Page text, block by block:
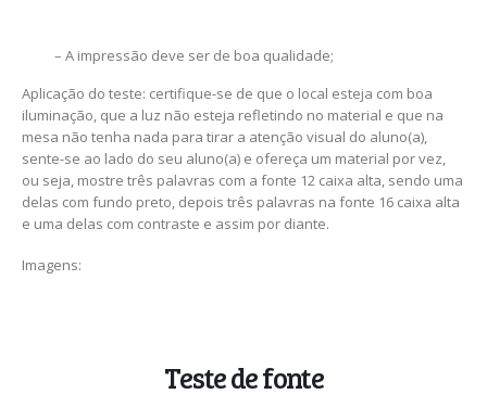
– A impressão deve ser de boa qualidade;
Aplicação do teste: certifique-se de que o local esteja com boa
iluminação, que a luz não esteja refletindo no material e que na
mesa não tenha nada para tirar a atenção visual do aluno(a),
sente-se ao lado do seu aluno(a) e ofereça um material por vez,
ou seja, mostre três palavras com a fonte 12 caixa alta, sendo uma
delas com fundo preto, depois três palavras na fonte 16 caixa alta
e uma delas com contraste e assim por diante.
Imagens:
Teste de fonte